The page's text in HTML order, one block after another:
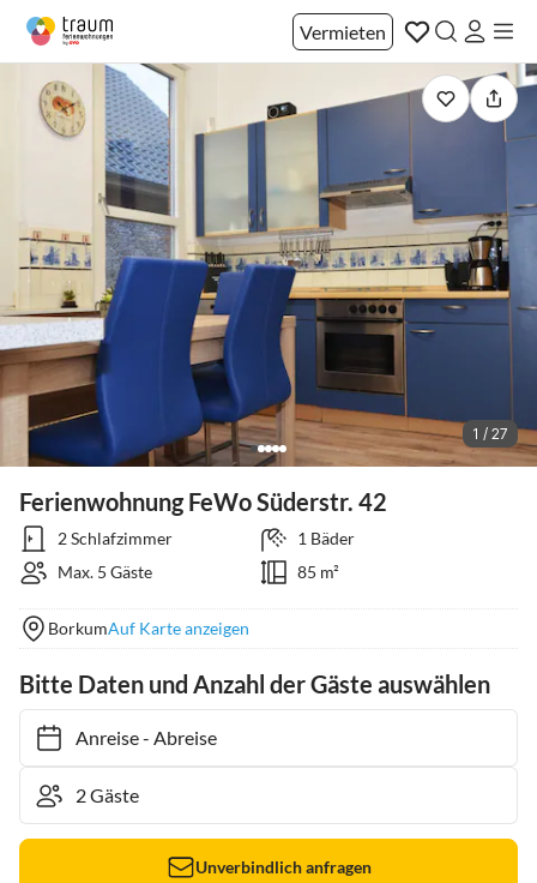
Vermieten
1 / 27
Ferienwohnung FeWo Süderstr. 42
2 Schlafzimmer
1 Bäder
Max. 5 Gäste
85 m²
BorkumAuf Karte anzeigen
Bitte Daten und Anzahl der Gäste auswählen
Anreise- Abreise
Unverbindlich anfragen